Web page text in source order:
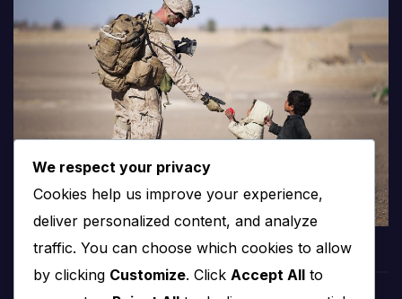
We respect your privacy
Cookies help us improve your experience,
deliver personalized content, and analyze
traffic. You can choose which cookies to allow
by clicking Customize. Click Accept All to